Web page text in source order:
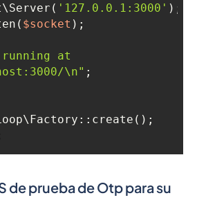
'127.0.0.1:3000'
$socket
at
\n"
de prueba de Otp para su